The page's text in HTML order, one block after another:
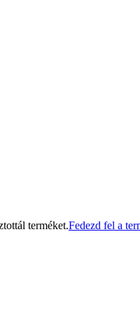
terméket.Fedezd fel a